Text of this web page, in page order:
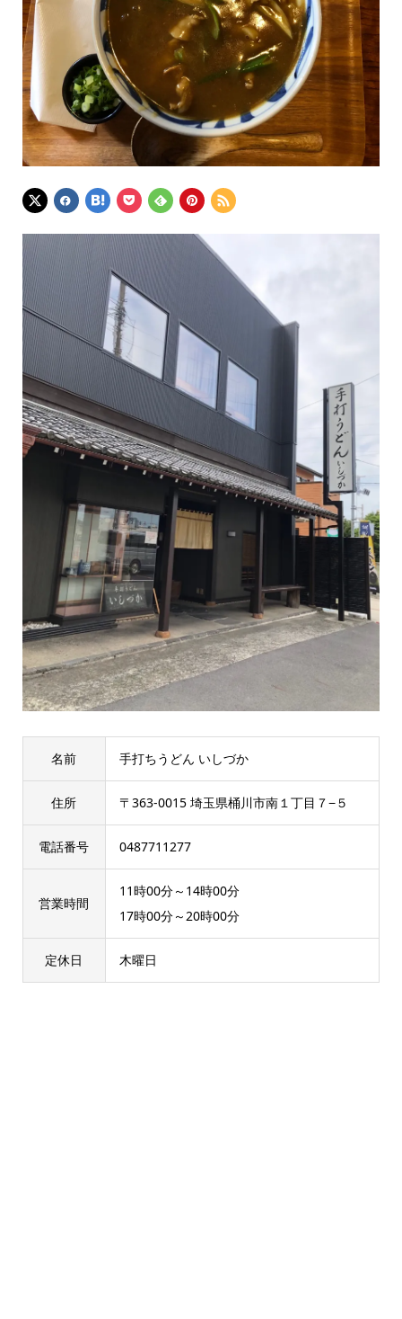
名前 手打ちうどん いしづか
住所 〒363-0015 埼玉県桶川市南１丁目７−５
電話番号 0487711277
営業時間
11時00分～14時00分
17時00分～20時00分
定休日 木曜日